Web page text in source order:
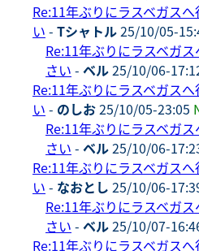
Re:11年ぶりにラスベガス
い - Tシャトル25/10/05-
Re:11年ぶりにラスベガ
さい - ベル25/10/06-
Re:11年ぶりにラスベガス
い - のしお25/10/05-23:05
Re:11年ぶりにラスベガ
さい - ベル25/10/06-
Re:11年ぶりにラスベガス
い - なおとし 25/10/06-
Re:11年ぶりにラスベガ
さい - ベル25/10/07-
Re:11年ぶりにラスベガス